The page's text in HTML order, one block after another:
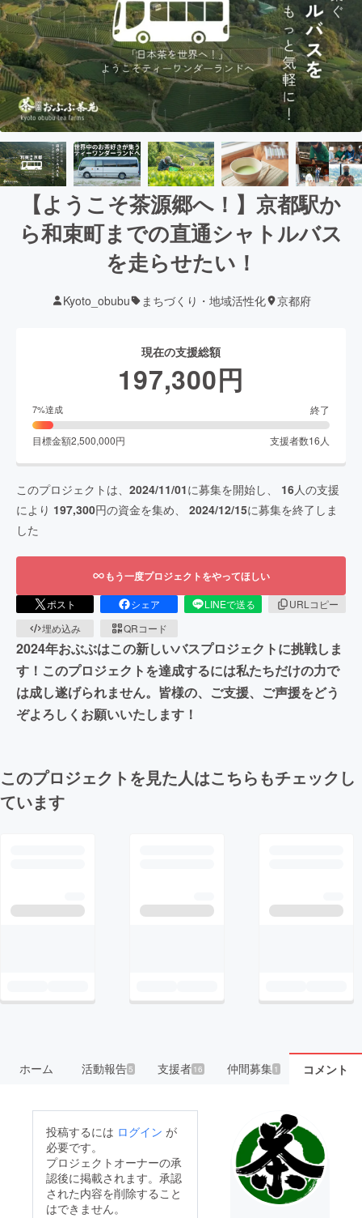
【ようこそ茶源郷へ！】京都駅か
ら和束町までの直通シャトルバス
を走らせたい！
Kyoto_obubu まちづくり・地域活性化 京都府
現在の支援総額
197,300円
7%達成 終了
目標金額2,500,000円 支援者数16 人
このプロジェクトは、 2024/11/01に募集を開始し、 16人の支援
により 197,300円の資金を集め、 2024/12/15に募集を終了しま
した
もう一度プロジェクトをやってほしい
ポスト シェア LINEで送る
URLコピー
埋め込み
QRコード
2024年おぶぶはこの新しいバスプロジェクトに挑戦しま
す！このプロジェクトを達成するには私たちだけの力で
は成し遂げられません。皆様の、ご支援、ご声援をどう
ぞよろしくお願いいたします！
このプロジェクトを見た人はこちらもチェックし
ています
ホーム 活動報告5 支援者 16 仲間募集 1 コメント
投稿するには ログイン が
必要です。
プロジェクトオーナーの承
認後に掲載されます。承認
された内容を削除すること
はできません。